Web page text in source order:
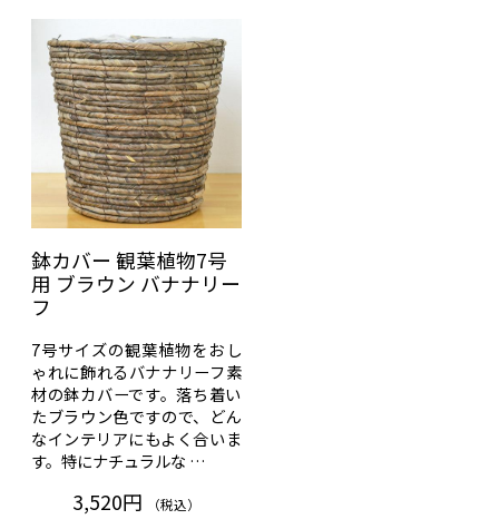
鉢カバー 観葉植物7号
用 ブラウン バナナリー
フ
7号サイズの観葉植物をおし
ゃれに飾れるバナナリーフ素
材の鉢カバーです。落ち着い
たブラウン色ですので、どん
なインテリアにもよく合いま
す。特にナチュラルな …
3,520円 （税込）